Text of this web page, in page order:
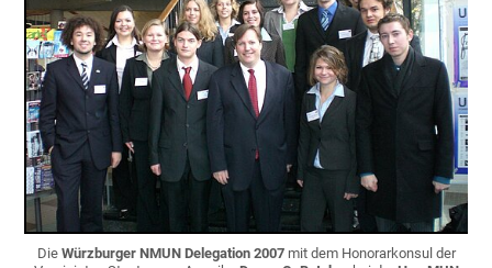
Die Würzburger NMUN Delegation 2007mit dem Honorarkonsul der